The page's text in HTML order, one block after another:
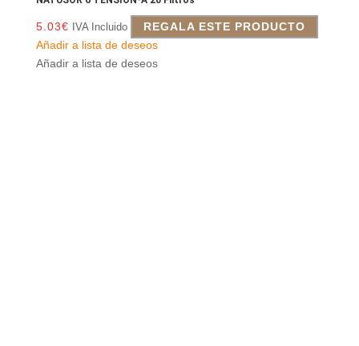
5.03€ IVA Incluido
REGALA ESTE PRODUCTO
Añadir a lista de deseos
Añadir a lista de deseos